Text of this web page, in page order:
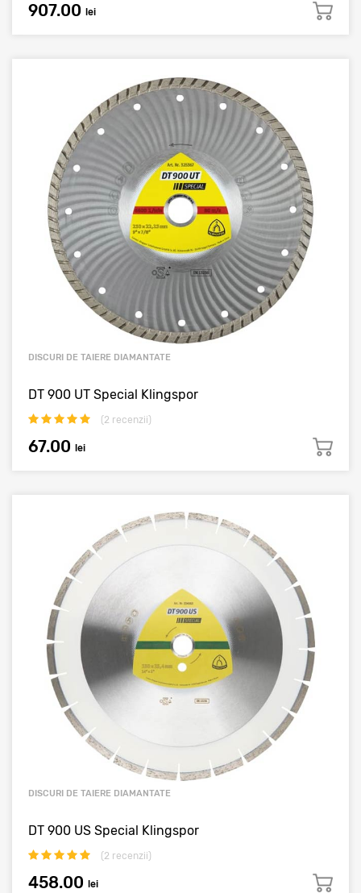
907.00 lei
DISCURI DE TAIERE DIAMANTATE
DT 900 UT Special Klingspor
(2 recenzii)
67.00 lei
DISCURI DE TAIERE DIAMANTATE
DT 900 US Special Klingspor
(2 recenzii)
458.00 lei